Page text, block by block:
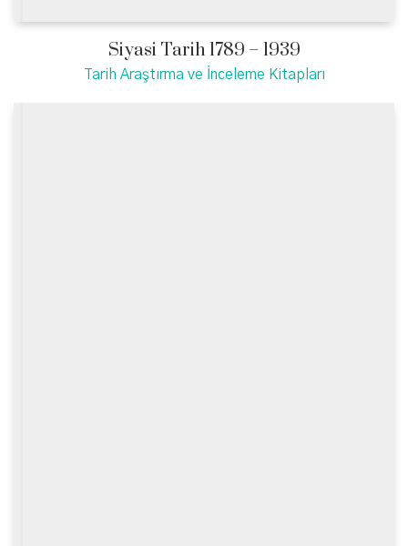
Siyasi Tarih 1789 – 1939
Tarih Araştırma ve İnceleme Kitapları